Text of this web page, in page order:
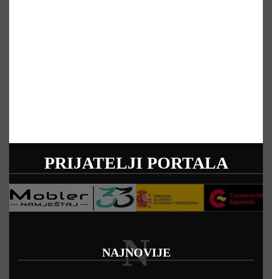
PRIJATELJI PORTALA
NAJNOVIJE
N